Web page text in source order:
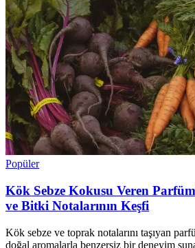
Popüler
Kök Sebze Kokusu Veren
ve Bitki Notalarının Keşfi
Kök sebze ve toprak notalarını taşıyan
doğal aromalarla benzersiz bir deneyim